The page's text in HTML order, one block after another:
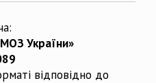
України»
відповідно до